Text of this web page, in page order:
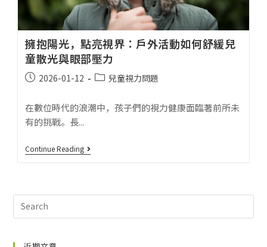
擁抱陽光，點亮視界：戶外活動如何舒緩兒
童散光與眼部壓力
2026-01-12 兒童視力問題
在數位時代的浪潮中，孩子們的視力健康面臨著前所未
有的挑戰。長...
Continue Reading